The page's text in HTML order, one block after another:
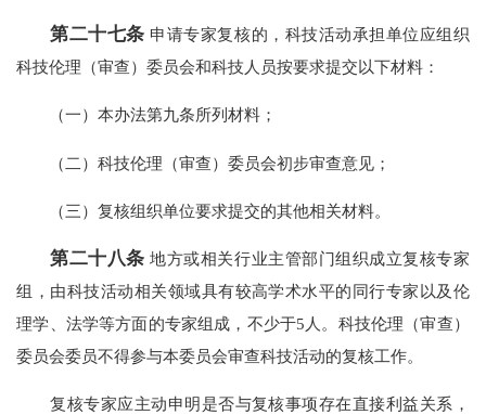
第二十七条 申请专家复核的，科技活动承担单位应组织
科技伦理（审查）委员会和科技人员按要求提交以下材料：
（一）本办法第九条所列材料；
（二）科技伦理（审查）委员会初步审查意见；
（三）复核组织单位要求提交的其他相关材料。
第二十八条 地方或相关行业主管部门组织成立复核专家
组，由科技活动相关领域具有较高学术水平的同行专家以及伦
理学、法学等方面的专家组成，不少于5人。科技伦理（审查）
委员会委员不得参与本委员会审查科技活动的复核工作。
复核专家应主动申明是否与复核事项存在直接利益关系，